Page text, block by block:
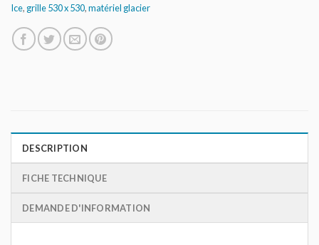
Ice, grille 530 x 530,matériel glacier
DESCRIPTION
FICHE TECHNIQUE
DEMANDE D'INFORMATION